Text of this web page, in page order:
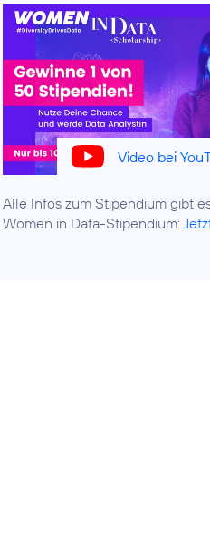
Video bei
Alle Infos zum Stipendium gibt
Women in Data-Stipendium: